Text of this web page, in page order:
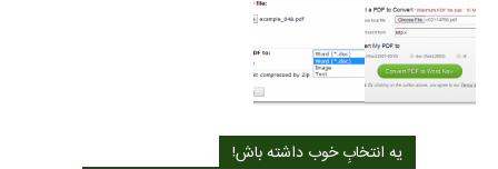
یه انتخابِ خوب داشته باش!